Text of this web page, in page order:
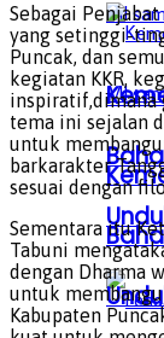
Sebagai
yang setinggi-
Puncak, dan
kegiatan KKR,
inspiratif,dimana
tema ini sejalan
untuk
barkarakter
sesuai dengan
Sementara itu
Tabuni
dengan Dharma
untuk
Kabupaten